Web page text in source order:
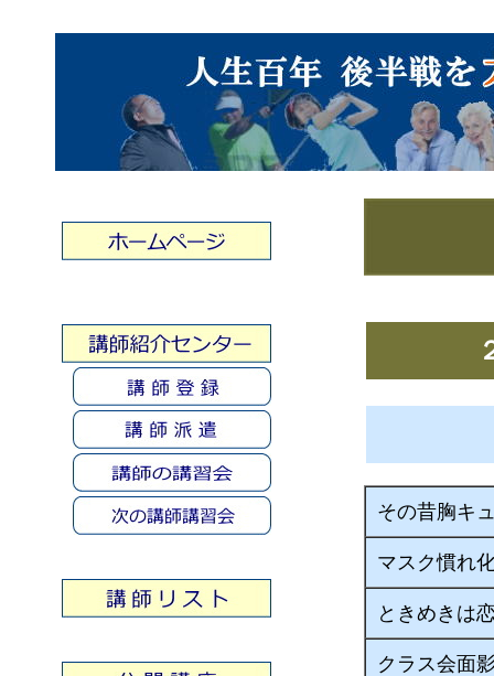
その昔胸キ
マスク慣れ
ときめきは
クラス会面